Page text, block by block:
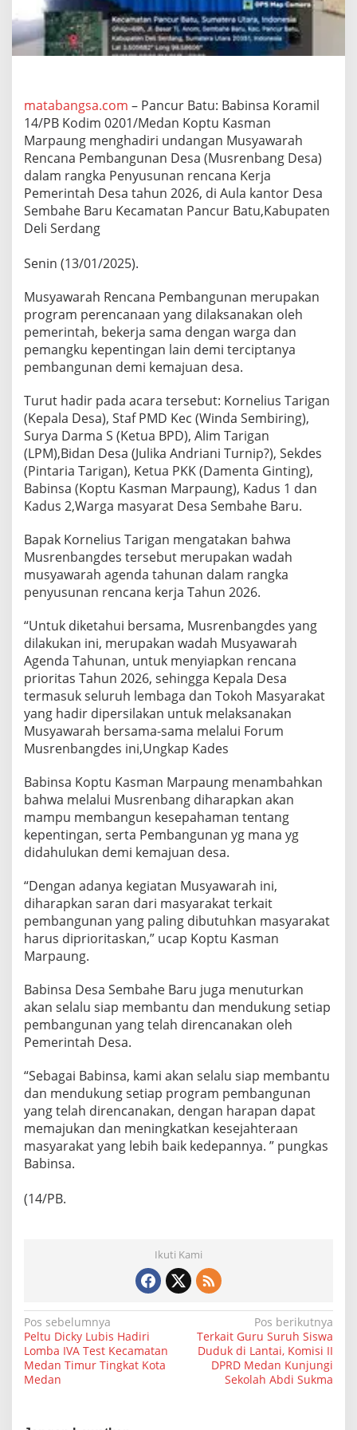
j
u
d
P
n
A
k
i
f
B
a
s
D
i
W
i
l
a
a
h
B
i
n
a
n
matabangsa.com – Pancur Batu: Babinsa Koramil
14/PB Kodim 0201/Medan Koptu Kasman
Marpaung menghadiri undangan Musyawarah
Rencana Pembangunan Desa (Musrenbang Desa)
dalam rangka Penyusunan rencana Kerja
Pemerintah Desa tahun 2026, di Aula kantor Desa
Sembahe Baru Kecamatan Pancur Batu,Kabupaten
Deli Serdang
Senin (13/01/2025).
Musyawarah Rencana Pembangunan merupakan
program perencanaan yang dilaksanakan oleh
pemerintah, bekerja sama dengan warga dan
pemangku kepentingan lain demi terciptanya
pembangunan demi kemajuan desa.
Turut hadir pada acara tersebut: Kornelius Tarigan
(Kepala Desa), Staf PMD Kec (Winda Sembiring),
Surya Darma S (Ketua BPD), Alim Tarigan
(LPM),Bidan Desa (Julika Andriani Turnip?), Sekdes
(Pintaria Tarigan), Ketua PKK (Damenta Ginting),
Babinsa (Koptu Kasman Marpaung), Kadus 1 dan
Kadus 2,Warga masyarat Desa Sembahe Baru.
Bapak Kornelius Tarigan mengatakan bahwa
Musrenbangdes tersebut merupakan wadah
musyawarah agenda tahunan dalam rangka
penyusunan rencana kerja Tahun 2026.
“Untuk diketahui bersama, Musrenbangdes yang
dilakukan ini, merupakan wadah Musyawarah
Agenda Tahunan, untuk menyiapkan rencana
prioritas Tahun 2026, sehingga Kepala Desa
termasuk seluruh lembaga dan Tokoh Masyarakat
yang hadir dipersilakan untuk melaksanakan
Musyawarah bersama-sama melalui Forum
Musrenbangdes ini,Ungkap Kades
Babinsa Koptu Kasman Marpaung menambahkan
bahwa melalui Musrenbang diharapkan akan
mampu membangun kesepahaman tentang
kepentingan, serta Pembangunan yg mana yg
didahulukan demi kemajuan desa.
“Dengan adanya kegiatan Musyawarah ini,
diharapkan saran dari masyarakat terkait
pembangunan yang paling dibutuhkan masyarakat
harus diprioritaskan,” ucap Koptu Kasman
Marpaung.
Babinsa Desa Sembahe Baru juga menuturkan
akan selalu siap membantu dan mendukung setiap
pembangunan yang telah direncanakan oleh
Pemerintah Desa.
“Sebagai Babinsa, kami akan selalu siap membantu
dan mendukung setiap program pembangunan
yang telah direncanakan, dengan harapan dapat
memajukan dan meningkatkan kesejahteraan
masyarakat yang lebih baik kedepannya. ” pungkas
Babinsa.
(14/PB.
Ikuti Kami
N
a
v
Pos sebelumnya
Peltu Dicky Lubis Hadiri
Lomba IVA Test Kecamatan
Medan Timur Tingkat Kota
Medan
Pos berikutnya
Terkait Guru Suruh Siswa
Duduk di Lantai, Komisi II
DPRD Medan Kunjungi
Sekolah Abdi Sukma